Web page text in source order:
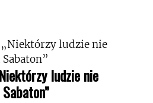
ludzie nie